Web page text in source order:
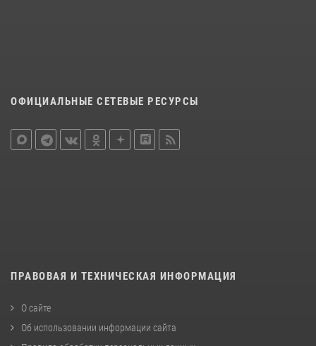
ОФИЦИАЛЬНЫЕ СЕТЕВЫЕ РЕСУРСЫ
ПРАВОВАЯ И ТЕХНИЧЕСКАЯ ИНФОРМАЦИЯ
О сайте
Об использовании информации сайта